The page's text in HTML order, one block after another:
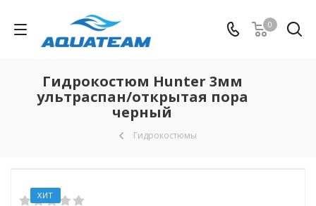
0
Гидрокостюм Hunter 3мм
ультраспан/открытая пора
черный
Гидрокостюмы
ХИТ